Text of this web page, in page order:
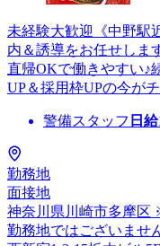
未経験大歓迎《中野駅
内＆誘導をお任せしま
直帰OKで働きやすい♪
UP＆採用枠UPの今が
警備スタッフ 日給
勤務地
面接地
神奈川県川崎市多摩区
勤務地ではございませ